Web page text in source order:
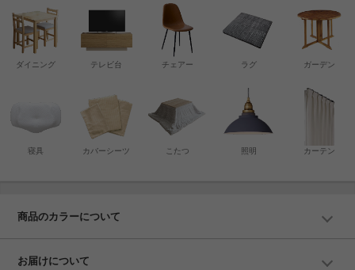
寝具 カバーシーツ
チェアー
こたつ
テレビ台
ダイニング ラグ
カーテン
照明
ガーデン
商品のカラーについて
お届けについて